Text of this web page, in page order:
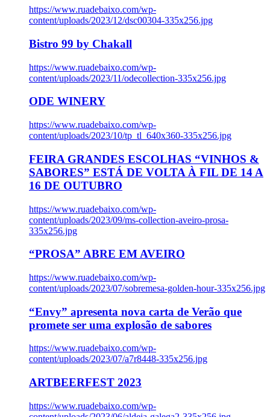
https://www.ruadebaixo.com/wp-
content/uploads/2023/12/dsc00304-335x256.jpg
Bistro 99 by Chakall
https://www.ruadebaixo.com/wp-
content/uploads/2023/11/odecollection-335x256.jpg
ODE WINERY
https://www.ruadebaixo.com/wp-
content/uploads/2023/10/tp_tl_640x360-335x256.jpg
FEIRA GRANDES ESCOLHAS “VINHOS &
SABORES” ESTÁ DE VOLTA À FIL DE 14 A
16 DE OUTUBRO
https://www.ruadebaixo.com/wp-
content/uploads/2023/09/ms-collection-aveiro-prosa-
335x256.jpg
“PROSA” ABRE EM AVEIRO
https://www.ruadebaixo.com/wp-
content/uploads/2023/07/sobremesa-golden-hour-335x256.jpg
“Envy” apresenta nova carta de Verão que
promete ser uma explosão de sabores
https://www.ruadebaixo.com/wp-
content/uploads/2023/07/a7r8448-335x256.jpg
ARTBEERFEST 2023
https://www.ruadebaixo.com/wp-